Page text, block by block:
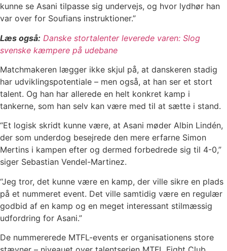
kunne se Asani tilpasse sig undervejs, og hvor lydhør han
var over for Soufians instruktioner.”
Læs også: Danske stortalenter leverede varen: Slog
svenske kæmpere på udebane
Matchmakeren lægger ikke skjul på, at danskeren stadig
har udviklingspotentiale – men også, at han ser et stort
talent. Og han har allerede en helt konkret kamp i
tankerne, som han selv kan være med til at sætte i stand.
“Et logisk skridt kunne være, at Asani møder Albin Lindén,
der som underdog besejrede den mere erfarne Simon
Mertins i kampen efter og dermed forbedrede sig til 4-0,”
siger Sebastian Vendel-Martinez.
“Jeg tror, det kunne være en kamp, der ville sikre en plads
på et nummeret event. Det ville samtidig være en regulær
godbid af en kamp og en meget interessant stilmæssig
udfordring for Asani.”
De nummererede MTFL-events er organisationens store